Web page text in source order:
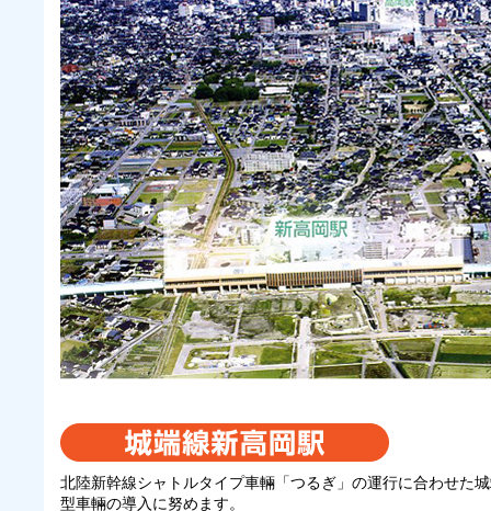
北陸新幹線シャトルタイプ車輛「つるぎ」の運行に合わせた
型車輛の導入に努めます。